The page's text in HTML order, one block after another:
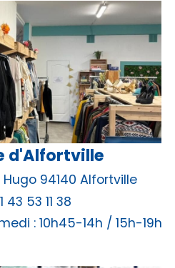
d'Alfortville
94140 Alfortville
43 53 11 38
: 10h45-14h / 15h-19h